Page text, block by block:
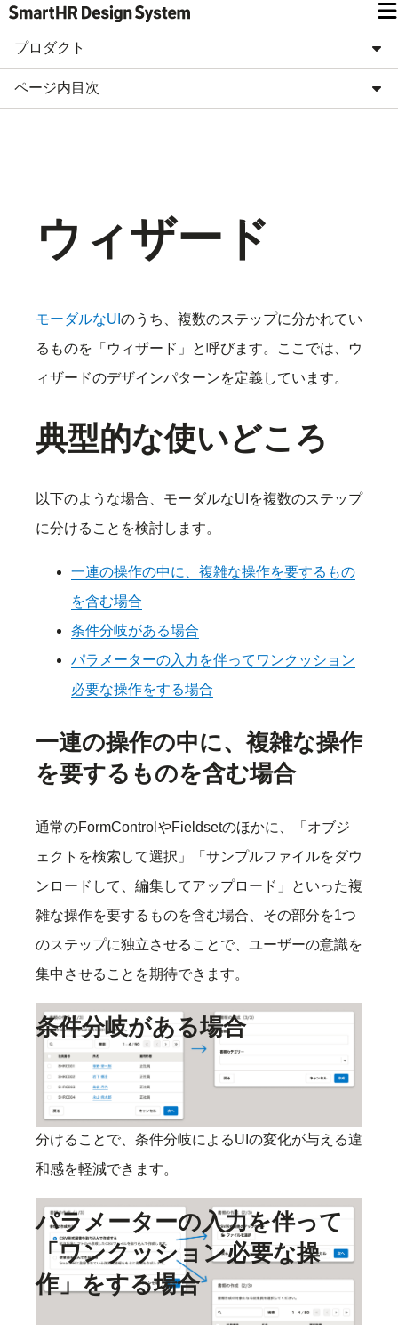
プロダクト
ページ内目次
ウィザード
モーダルなUI のうち、複数のステップに分かれてい
るものを「ウィザード」と呼びます。ここでは、ウ
ィザードのデザインパターンを定義しています。
典型的な使いどころ
以下のような場合、モーダルなUIを複数のステップ
に分けることを検討します。
一連の操作の中に、複雑な操作を要するもの
を含む場合
条件分岐がある場合
パラメーターの入力を伴ってワンクッション
必要な操作をする場合
一連の操作の中に、複雑な操作
を要するものを含む場合
通常のFormControlやFieldsetのほかに、「オブジ
ェクトを検索して選択」「サンプルファイルをダウ
ンロードして、編集してアップロード」といった複
雑な操作を要するものを含む場合、その部分を1つ
のステップに独立させることで、ユーザーの意識を
集中させることを期待できます。
条件分岐がある場合
ある項目でのユーザーの操作内容によって、後続の
項目の有無や内容が大きく変わる場合、ステップを
分けることで、条件分岐によるUIの変化が与える違
和感を軽減できます。
パラメーターの入力を伴って
「ワンクッション必要な操
作」をする場合